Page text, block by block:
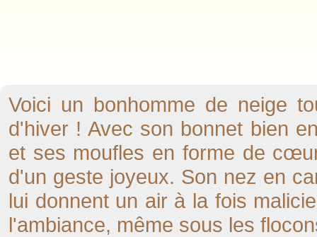
Voici un bonhomme de neige
d'hiver ! Avec son bonnet bien
et ses moufles en forme de
d'un geste joyeux. Son nez en
lui donnent un air à la fois
l'ambiance, même sous les